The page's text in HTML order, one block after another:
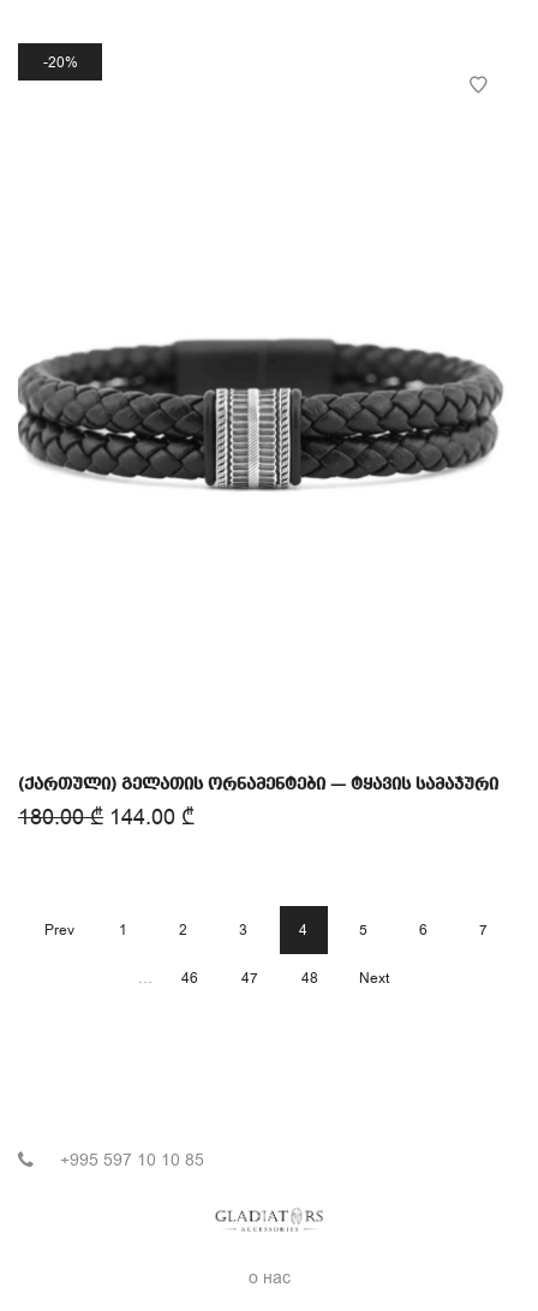
20%
(ქართული) გელათის ორნამენტები — ტყავის სამაჯური
180.00₾ 144.00 ₾
Prev 1 2 3 4 5 6 7
… 46 47 48 Next
+995 597 10 10 85
о нас